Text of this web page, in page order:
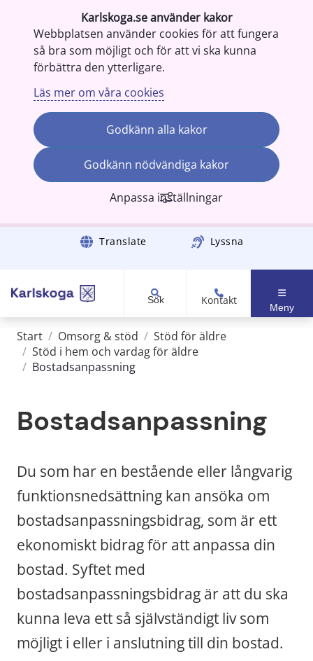
Karlskoga.se använder kakor
Webbplatsen använder cookies för att fungera
så bra som möjligt och för att vi ska kunna
förbättra den ytterligare.
Läs mer om våra cookies
Godkänn alla kakor
Godkänn nödvändiga kakor
Anpassa inställningar
Gå till innehåll Translate Lyssna
Sök Kontakt
Meny
Start / Omsorg & stöd / Stöd för äldre
/ Stöd i hem och vardag för äldre
/ Bostadsanpassning
Bostadsanpassning
Du som har en bestående eller långvarig
funktionsnedsättning kan ansöka om
bostadsanpassningsbidrag, som är ett
ekonomiskt bidrag för att anpassa din
bostad. Syftet med
bostadsanpassningsbidrag är att du ska
kunna leva ett så självständigt liv som
möjligt i eller i anslutning till din bostad.